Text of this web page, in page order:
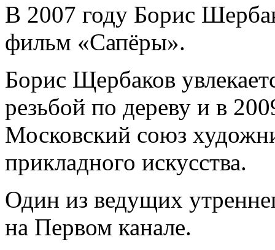
В 2007 году Борис
фильм «Сапёры».
Борис Щербаков
резьбой по дереву и в
Московский союз
прикладного искусства.
Один из ведущих
на Первом канале.